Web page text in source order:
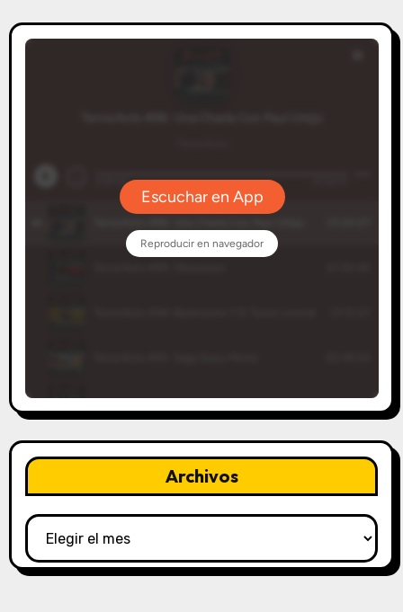
Archivos
Archivos